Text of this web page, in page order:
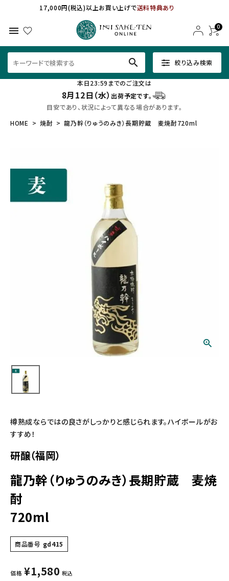
17,000円(税込)以上お買い上げで送料特典あり
menu 0
絞り込み検索
search
本日23:59までのご注文は
8月12日（水） 出荷予定です。
目安であり、状況によって異なる場合があります。
HOME
焼酎 龍乃幹（りゅうのみき）長期貯蔵 麦焼酎720ml
樽熟成ならではの良さがしっかりと感じられます。ハイボールがお
すすめ！
研醸（福岡）
龍乃幹（りゅうのみき）長期貯蔵 麦焼
酎
720ml
商品番号 gd415
価格 ¥1,580 税込